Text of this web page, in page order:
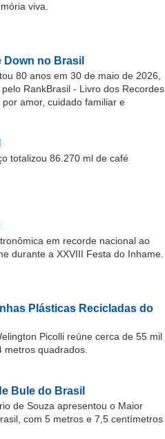
viva.
no Brasil
80 anos em 30 de maio de 2026,
RankBrasil - Livro dos Recordes
amor, cuidado familiar e
totalizou 86.270 ml de café
em recorde nacional ao
durante a XXVIII Festa do Inhame.
Plásticas Recicladas do
Picolli reúne cerca de 55 mil
metros quadrados.
Bule do Brasil
de Souza apresentou o Maior
com 5 metros e 7,5 centímetros